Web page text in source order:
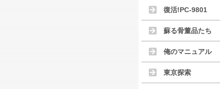
復活!PC-9801
蘇る骨董品たち
俺のマニュアル
東京探索